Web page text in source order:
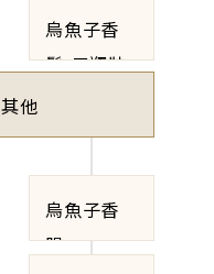
禮盒
烏魚子香
鬆-三瓶裝
其他
烏魚子香
腸